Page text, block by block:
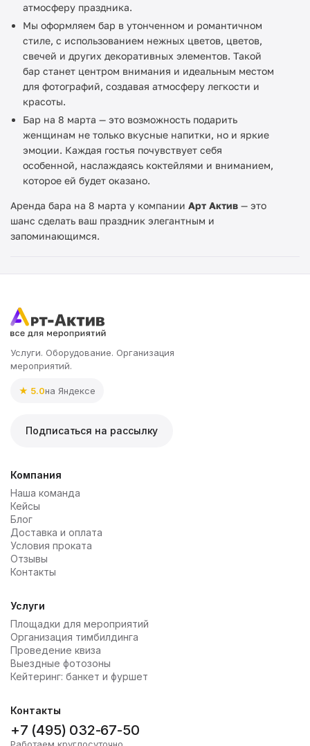
атмосферу праздника.
Мы оформляем бар в утонченном и романтичном
стиле, с использованием нежных цветов, цветов,
свечей и других декоративных элементов. Такой
бар станет центром внимания и идеальным местом
для фотографий, создавая атмосферу легкости и
красоты.
Бар на 8 марта — это возможность подарить
женщинам не только вкусные напитки, но и яркие
эмоции. Каждая гостья почувствует себя
особенной, наслаждаясь коктейлями и вниманием,
которое ей будет оказано.
Аренда бара на 8 марта у компании Арт Актив — это
шанс сделать ваш праздник элегантным и
запоминающимся.
Услуги. Оборудование. Организация
мероприятий.
★ 5.0на Яндексе
Подписаться на рассылку
Компания
Наша команда
Кейсы
Блог
Доставка и оплата
Условия проката
Отзывы
Контакты
Услуги
Площадки для мероприятий
Организация тимбилдинга
Проведение квиза
Выездные фотозоны
Кейтеринг: банкет и фуршет
Контакты
+7 (495) 032-67-50